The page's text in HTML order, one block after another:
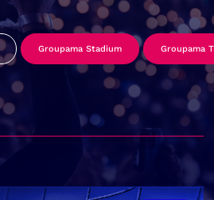
Groupama Stadium Groupama